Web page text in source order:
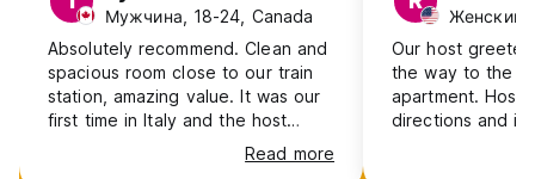
Мужчина, 18-24, Canada
Absolutely recommend. Clean and
spacious room close to our train
station, amazing value. It was our
first time in Italy and the host
Franco immediately made us feel
welcomed and comfortable
Read more
Женский,
Our host
the way to the
apartment. Host
directions and